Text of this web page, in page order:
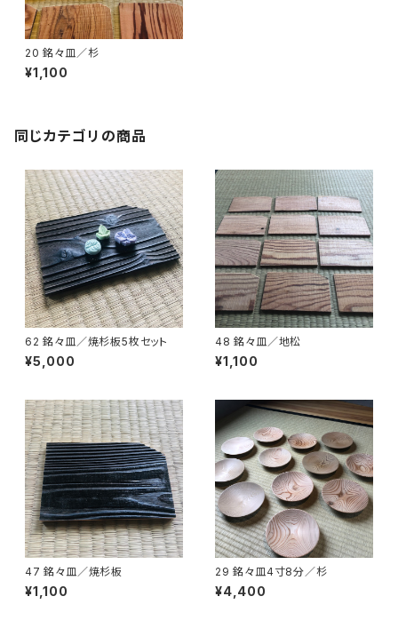
20 銘々皿／杉
¥1,100
同じカテゴリの商品
62 銘々皿／焼杉板5枚セット
¥5,000
48 銘々皿／地松
¥1,100
47 銘々皿／焼杉板
¥1,100
29 銘々皿4寸8分／杉
¥4,400